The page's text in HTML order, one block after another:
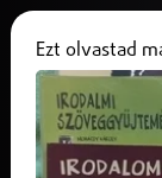
Ezt olvastad